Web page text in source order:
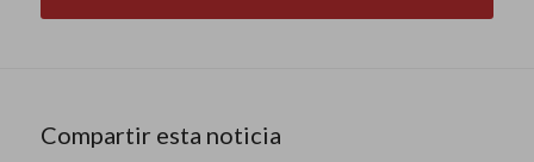
Compartir esta noticia